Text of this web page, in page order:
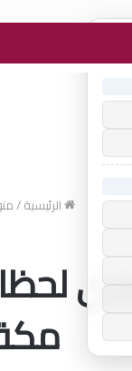
الرئيسية/